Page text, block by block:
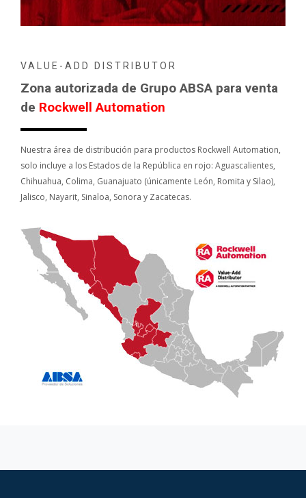
VALUE-ADD DISTRIBUTOR
Zona autorizada de Grupo ABSA para venta
de Rockwell Automation
Nuestra área de distribución para productos Rockwell Automation,
solo incluye a los Estados de la República en rojo: Aguascalientes,
Chihuahua, Colima, Guanajuato (únicamente León, Romita y Silao),
Jalisco, Nayarit, Sinaloa, Sonora y Zacatecas.